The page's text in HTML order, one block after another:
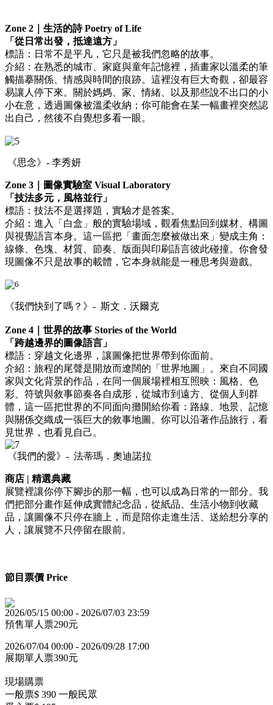
Zone 2｜生活的詩 Poetry of Life
「從日常出發，抵達遠方」
標語：日常不是平凡，它只是被我們忽略的故事。
介紹：在熟悉的城市、家庭與童年記憶裡，插畫家以溫柔的筆
觸描摹關係、情感與時間的痕跡。這裡沒有巨大奇觀，卻最容
易讓人停下來。關於媽媽、家、情緒、以及那些說不出口的小
小在意，透過圖像被溫柔收納；你可能會在某一幅畫裡突然認
出自己，然後不自覺想多看一眼。
《思念》- 李秀妍
Zone 3｜圖像實驗室 Visual Laboratory
「技法多元，風格並行」
標語：技法不是選擇題，實驗才是答案。
介紹：進入「白盒」般的實驗場域，觀看焦點回到媒材、構圖
與視覺語言本身。這一區把「畫面怎麼被做出來」變成主角：
線條、色塊、材質、節奏、版面與印刷語言彼此碰撞。你會發
現圖像不只是故事的載體，它本身就能是一種思考與遊戲。
《我們快到了嗎？》- 斯文．沃爾克
Zone 4｜世界的故事 Stories of the World
「跨越邊界的圖像語言」
標語：穿越文化邊界，讓圖像把世界帶到你面前。
介紹：旅程的尾聲是開放而遼闊的「世界地圖」。來自不同國
家與文化背景的作品，在同一個展場裡相互照映：風格、色
彩、符號與敘事節奏各自成形，從城市到遠方、從個人到群
體，這一區把世界的不同面向攤開給你看：路線、地景、記憶
與關係交織成一張巨大的敘事地圖。你可以沿著作品旅行，看
見世界，也看見自己。
《我們的愛》- 法蒂瑪．奧迪諾拉
商店 | 精選典藏
展覽裡讓你停下腳步的那一幅，也可以成為日常的一部分。我
們把部分畫作延伸成實體紀念品，從紙品、生活小物到收藏
品，讓圖像不只停在牆上，而是陪你走進生活、送給想分享的
人，讓展覽不只停留在眼前。
節目票價 Price
2026/05/15 00:00 - 2026/07/03 23:59
預售單人票290元
2026/07/04 00:00 - 2026/09/28 17:00
展期單人票390元
現場購票
一般票$ 390 一般民眾